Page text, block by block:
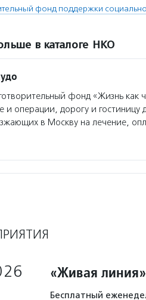
фонд поддержки
в каталоге НКО
фонд «Жизнь как
и операции, дорогу и
в Москву на лечение,
«Живая
Бесплатный